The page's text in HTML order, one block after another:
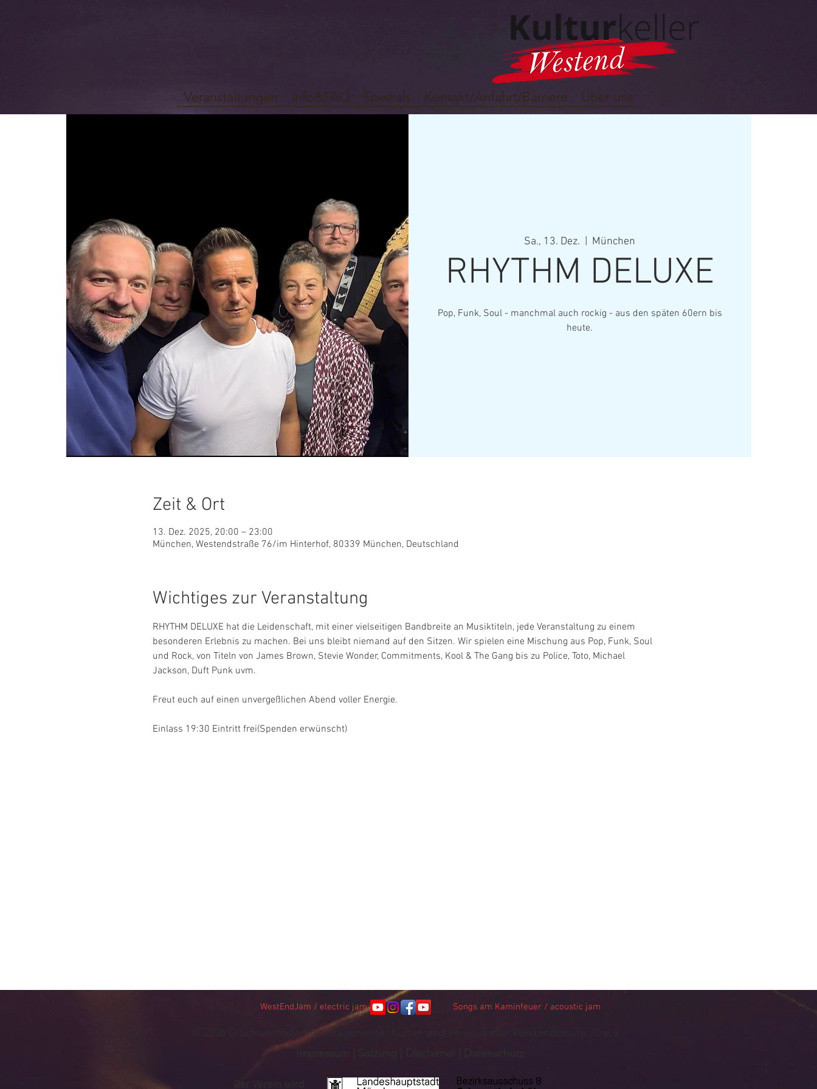
Veranstaltungen Info&FAQ Specials Kontakt/Anfahrt/Barriere Über uns
Sa., 13. Dez.
  |
München
RHYTHM DELUXE
Pop, Funk, Soul - manchmal auch rockig - aus den späten 60ern bis
heute.
Zeit & Ort
13. Dez. 2025, 20:00 – 23:00
München, Westendstraße 76/im Hinterhof, 80339 München, Deutschland
Wichtiges zur Veranstaltung
RHYTHM DELUXE hat die Leidenschaft, mit einer vielseitigen Bandbreite an Musiktiteln, jede Veranstaltung zu einem
besonderen Erlebnis zu machen. Bei uns bleibt niemand auf den Sitzen. Wir spielen eine Mischung aus Pop, Funk, Soul
und Rock, von Titeln von James Brown, Stevie Wonder, Commitments, Kool & The Gang bis zu Police, Toto, Michael
Jackson, Duft Punk uvm.
Freut euch auf einen unvergeßlichen Abend voller Energie.
Einlass 19:30 Eintritt frei(Spenden erwünscht)
WestEndJam / electric jam Songs am Kaminfeuer / acoustic jam
D'Schwanthalerhöh' Trägerverein Kultur- und Vereinskeller Westendstraße 76 e.V.